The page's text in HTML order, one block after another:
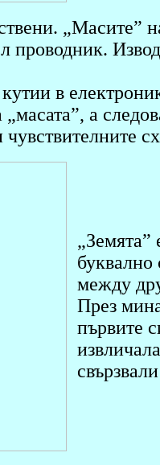
„Масите”
в
„масата”, а
чувствителните
„Земята”
буквално
между
През
първите